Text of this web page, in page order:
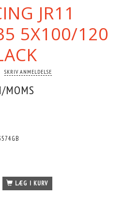
JR11
5X100/120
SKRIV ANMELDELSE
MOMS
LÆG I KURV